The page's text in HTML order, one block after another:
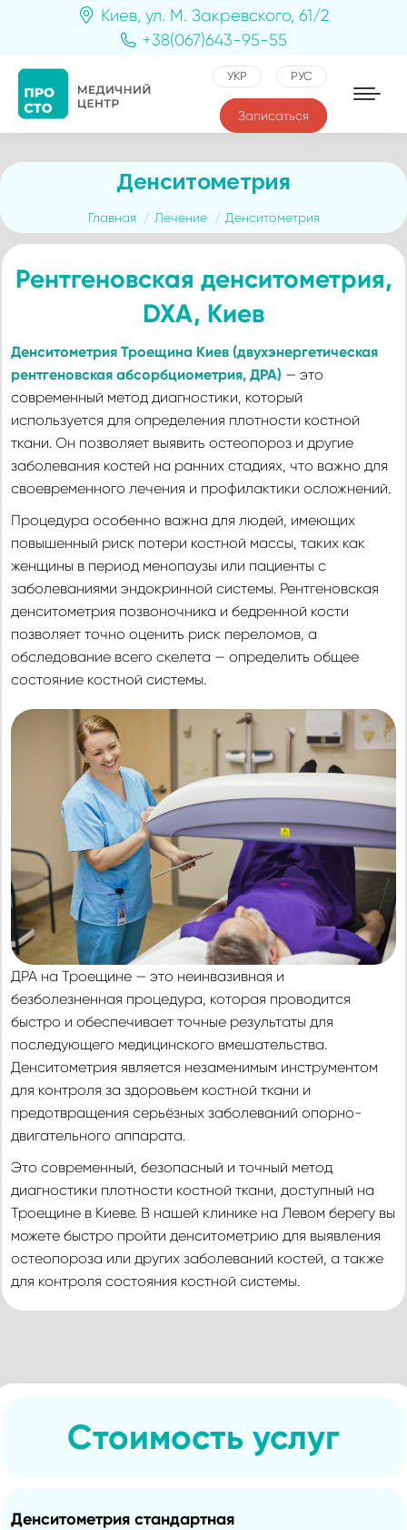
Киев, ул. М. Закревского, 61/2
+38(067)643-95-55
УКР РУС
Записаться
Денситометрия
Вы здесь:
Главная Лечение Денситометрия
Рентгеновская денситометрия,
DXA, Киев
Денситометрия Троещина Киев (двухэнергетическая
рентгеновская абсорбциометрия, ДРА) — это
современный метод диагностики, который
используется для определения плотности костной
ткани. Он позволяет выявить остеопороз и другие
заболевания костей на ранних стадиях, что важно для
своевременного лечения и профилактики осложнений.
Процедура особенно важна для людей, имеющих
повышенный риск потери костной массы, таких как
женщины в период менопаузы или пациенты с
заболеваниями эндокринной системы. Рентгеновская
денситометрия позвоночника и бедренной кости
позволяет точно оценить риск переломов, а
обследование всего скелета — определить общее
состояние костной системы.
ДРА на Троещине — это неинвазивная и
безболезненная процедура, которая проводится
быстро и обеспечивает точные результаты для
последующего медицинского вмешательства.
Денситометрия является незаменимым инструментом
для контроля за здоровьем костной ткани и
предотвращения серьёзных заболеваний опорно-
двигательного аппарата.
Это современный, безопасный и точный метод
диагностики плотности костной ткани, доступный на
Троещине в Киеве. В нашей клинике на Левом берегу вы
можете быстро пройти денситометрию для выявления
остеопороза или других заболеваний костей, а также
для контроля состояния костной системы.
Стоимость услуг
Денситометрия стандартная